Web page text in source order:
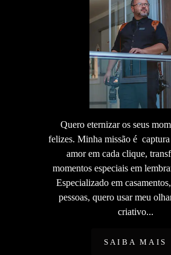
Quero eternizar os seus
felizes. Minha missão é captura
amor em cada clique,
momentos especiais em
Especializado em
pessoas, quero usar meu
criativo...
SAIBA MAIS